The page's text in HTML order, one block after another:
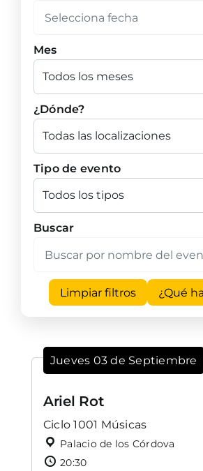
Mes
¿Dónde?
Tipo de evento
Buscar
Limpiar filtros ¿Qué
Jueves 03 de Septiembre
Ariel Rot
Ciclo 1001 Músicas
Palacio de los Córdova
20:30